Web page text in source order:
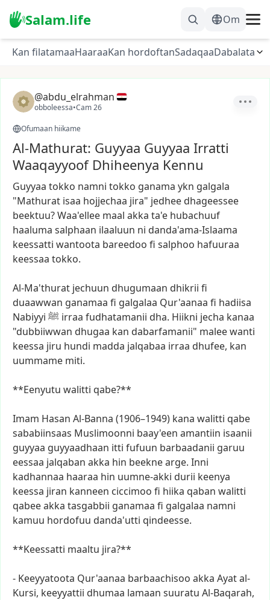
Salam.life Om
Kan filatamaaHaaraaKan hordoftanSadaqaaDabalata
@abdu_elrahman
obboleessa•Cam 26
Ofumaan hiikame
Al-Mathurat: Guyyaa Guyyaa Irratti
Waaqayyoof Dhiheenya Kennu
Guyyaa tokko namni tokko ganama ykn galgala
"Mathurat isaa hojjechaa jira" jedhee dhageessee
beektuu?Waa'ellee maal akka ta'e hubachuuf
haaluma salphaan ilaaluun ni danda'ama-Islaama
keessatti wantoota bareedoo fi salphoo hafuuraa
keessaa tokko.
Al-Ma'thurat jechuun dhugumaan dhikrii fi
duaawwan ganamaa fi galgalaa Qur'aanaa fi hadiisa
Nabiyyi ﷺ irraa fudhatamanii dha. Hiikni jecha kanaa
"dubbiiwwan dhugaa kan dabarfamanii" maleewanti
keessa jiru hundi madda jalqabaa irraa dhufee, kan
uummame miti.
**Eenyutu walitti qabe?**
Imam Hasan Al-Banna (1906–1949) kana walitti qabe
sababiinsaas Muslimoonni baay'een amantiin isaanii
guyyaa guyyaadhaan itti fufuun barbaadanii garuu
eessaa jalqaban akka hin beeknearge. Inni
kadhannaa haaraa hin uumne-akki durii keenya
keessa jiran kanneen ciccimoo fi hiika qaban walitti
qabeeakka tasgabbii ganamaa fi galgalaa namni
kamuu hordofuu danda'utti qindeesse.
**Keessatti maaltu jira?**
- Keeyyatoota Qur'aanaa barbaachisoo akka Ayatal-
Kursi, keeyyattii dhumaa lamaan suuratu Al-Baqarah,